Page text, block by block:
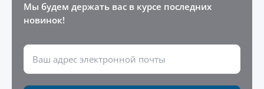
Мы будем держать вас в курсе последних
новинок!